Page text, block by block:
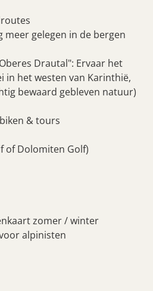
meer gelegen in de bergen
Drautal": Ervaar het
in het westen van Karinthië,
bewaard gebleven natuur)
& tours
of Dolomiten Golf)
zomer / winter
alpinisten